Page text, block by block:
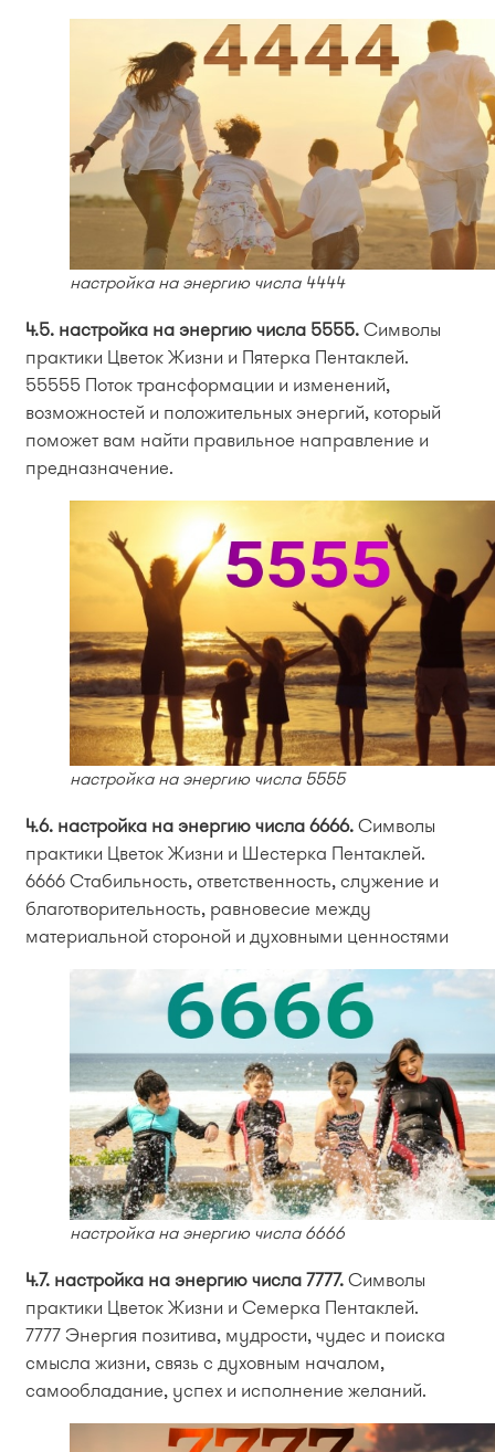
настройка на энергию числа 4444
4.5. настройка на энергию числа 5555.Символы
практики Цветок Жизни и Пятерка Пентаклей.
55555 Поток трансформации и изменений,
возможностей и положительных энергий, который
поможет вам найти правильное направление и
предназначение.
настройка на энергию числа 5555
4.6. настройка на энергию числа 6666.Символы
практики Цветок Жизни и Шестерка Пентаклей.
6666 Стабильность, ответственность, служение и
благотворительность, равновесие между
материальной стороной и духовными ценностями
настройка на энергию числа 6666
4.7. настройка на энергию числа 7777.Символы
практики Цветок Жизни и Семерка Пентаклей.
7777 Энергия позитива, мудрости, чудес и поиска
смысла жизни, связь с духовным началом,
самообладание, успех и исполнение желаний.